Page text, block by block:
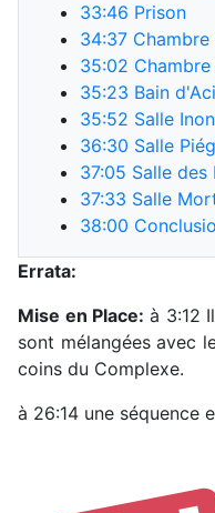
33:46 Prison
34:37
35:02
35:23 Bain
35:52 Salle
36:30 Salle
37:05 Salle des
37:33 Salle
38:00
Errata:
Mise en Place: à 3:12
sont mélangées avec
coins du Complexe.
à 26:14 une séquence